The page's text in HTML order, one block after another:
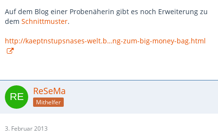
Auf dem Blog einer Probenäherin gibt es noch Erweiterung zu
dem Schnittmuster.
http://kaeptnstupsnases-welt.b…ng-zum-big-money-bag.html
ReSeMa
Mithelfer
3. Februar 2013